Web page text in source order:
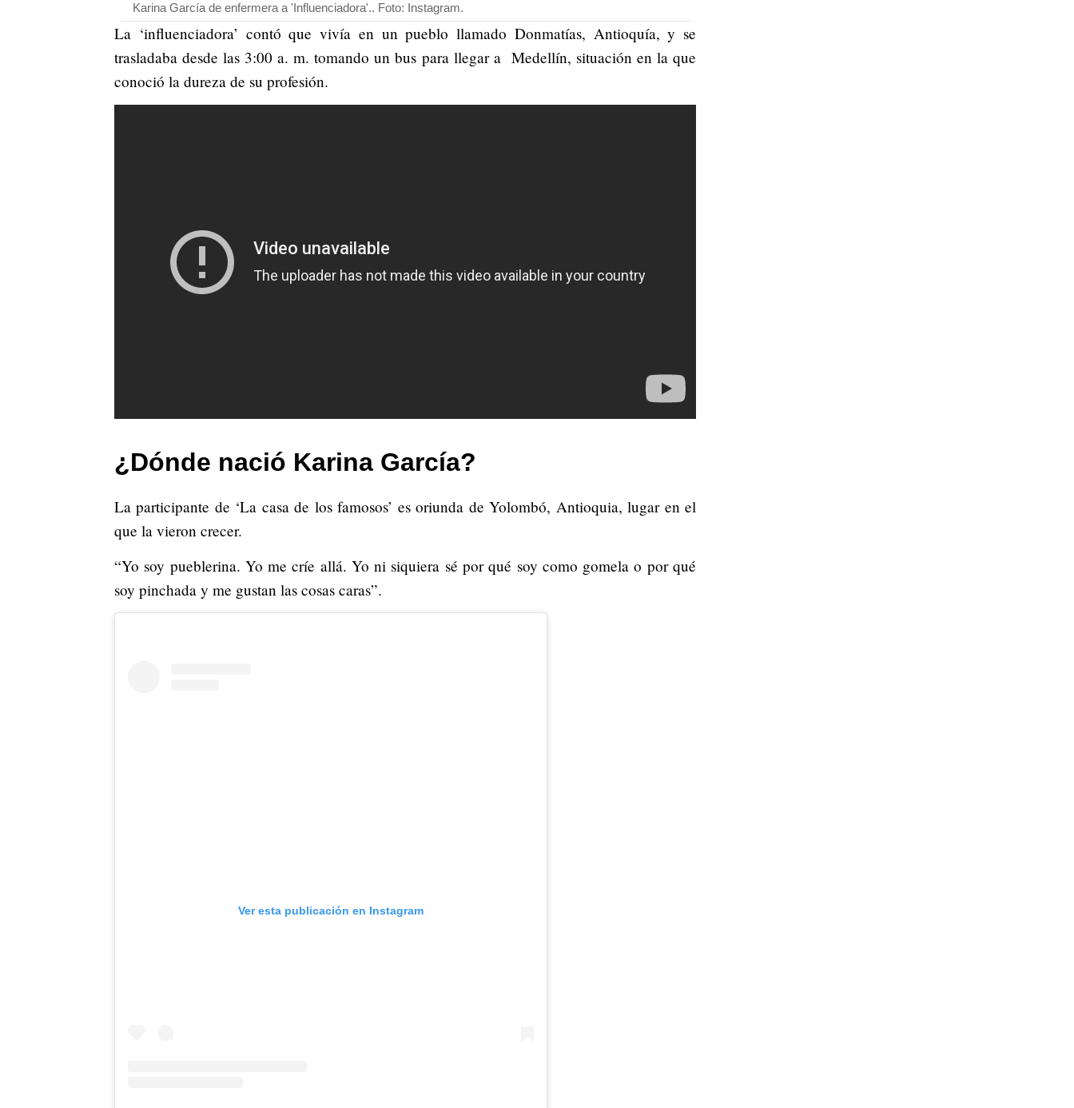
Karina García de enfermera a 'Influenciadora'.. Foto: Instagram.
La ‘influenciadora’ contó que vivía en un pueblo llamado Donmatías, Antioquía, y se
trasladaba desde las 3:00 a. m. tomando un bus para llegar a Medellín, situación en la que
conoció la dureza de su profesión.
¿Dónde nació Karina García?
La participante de ‘La casa de los famosos’ es oriunda de Yolombó, Antioquia, lugar en el
que la vieron crecer.
“Yo soy pueblerina. Yo me críe allá. Yo ni siquiera sé por qué soy como gomela o por qué
soy pinchada y me gustan las cosas caras”.
Ver esta publicación en Instagram